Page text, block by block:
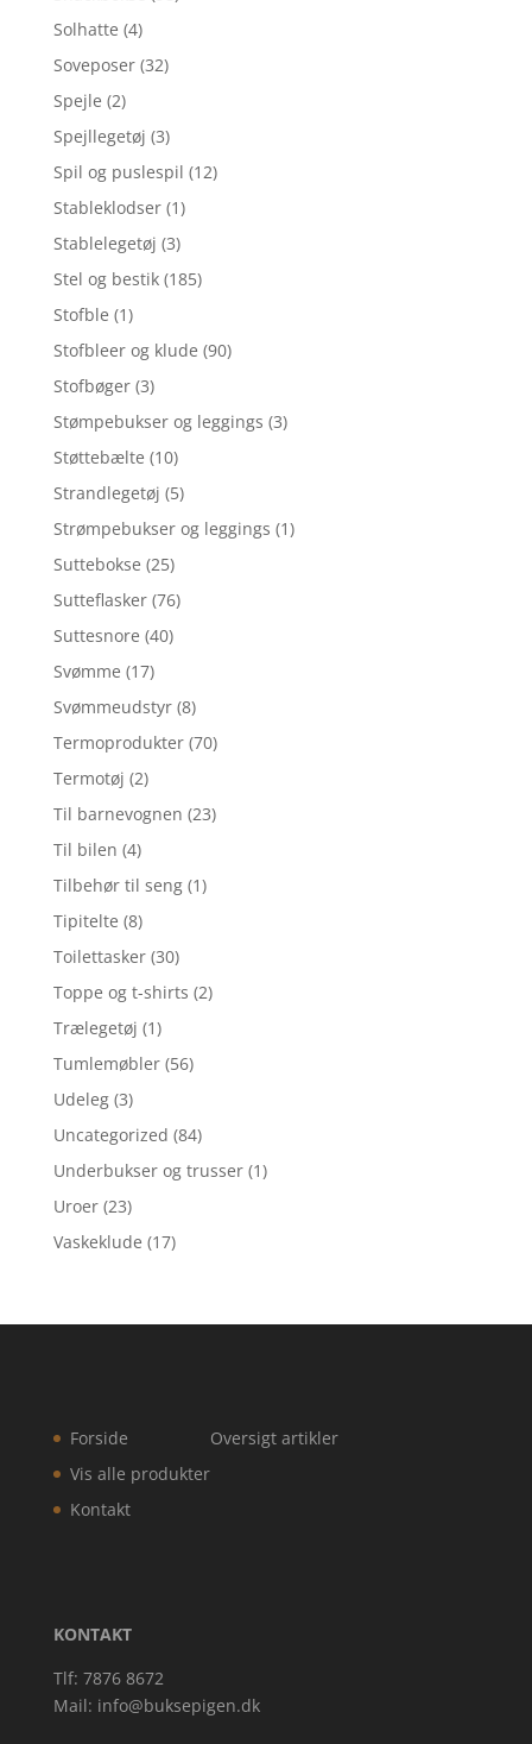
Solhatte (4)
Soveposer (32)
Spejle (2)
Spejllegetøj (3)
Spil og puslespil (12)
Stableklodser (1)
Stablelegetøj (3)
Stel og bestik (185)
Stofble (1)
Stofbleer og klude (90)
Stofbøger (3)
Stømpebukser og leggings (3)
Støttebælte (10)
Strandlegetøj (5)
Strømpebukser og leggings (1)
Suttebokse (25)
Sutteflasker (76)
Suttesnore (40)
Svømme (17)
Svømmeudstyr (8)
Termoprodukter (70)
Termotøj (2)
Til barnevognen (23)
Til bilen (4)
Tilbehør til seng (1)
Tipitelte (8)
Toilettasker (30)
Toppe og t-shirts (2)
Trælegetøj (1)
Tumlemøbler (56)
Udeleg (3)
Uncategorized (84)
Underbukser og trusser (1)
Uroer (23)
Vaskeklude (17)
Forside
Vis alle produkter
Kontakt
Oversigt artikler
KONTAKT
Tlf: 7876 8672
Mail: info@buksepigen.dk